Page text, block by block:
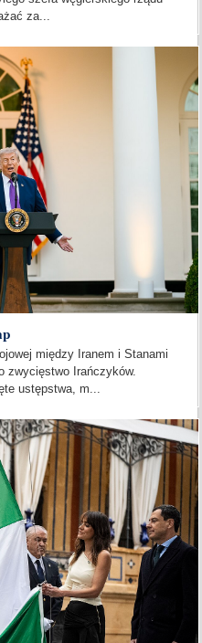
za...
między Iranem i Stanami
zwycięstwo Irańczyków.
ustępstwa, m...